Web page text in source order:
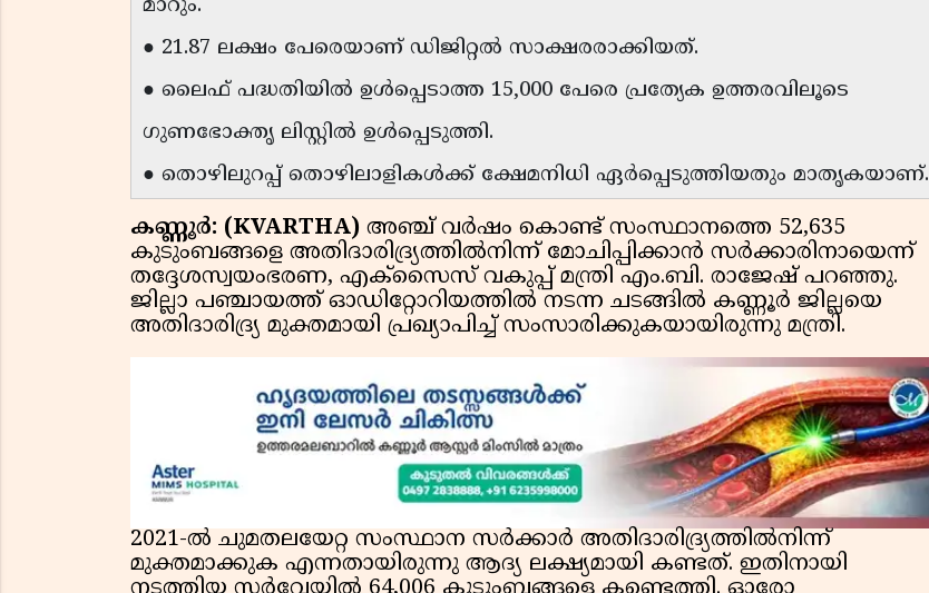
മാറും.
● 21.87 ലക്ഷം പേരെയാണ് ഡിജിറ്റൽ സാക്ഷരരാക്കിയത്.
● ലൈഫ് പദ്ധതിയിൽ ഉൾപ്പെടാത്ത 15,000 പേരെ പ്രത്യേക ഉത്തരവിലൂടെ
ഗുണഭോക്തൃ ലിസ്റ്റിൽ ഉൾപ്പെടുത്തി.
● തൊഴിലുറപ്പ് തൊഴിലാളികൾക്ക് ക്ഷേമനിധി ഏർപ്പെടുത്തിയതും മാതൃകയാണ്.
കണ്ണൂർ: (KVARTHA) അഞ്ച് വർഷം കൊണ്ട് സംസ്ഥാനത്തെ 52,635
കുടുംബങ്ങളെ അതിദാരിദ്ര്യത്തിൽനിന്ന് മോചിപ്പിക്കാൻ സർക്കാരിനായെന്ന്
തദ്ദേശസ്വയംഭരണ, എക്‌സൈസ് വകുപ്പ് മന്ത്രി എം.ബി. രാജേഷ് പറഞ്ഞു.
ജില്ലാ പഞ്ചായത്ത് ഓഡിറ്റോറിയത്തിൽ നടന്ന ചടങ്ങിൽ കണ്ണൂർ ജില്ലയെ
അതിദാരിദ്ര്യ മുക്തമായി പ്രഖ്യാപിച്ച് സംസാരിക്കുകയായിരുന്നു മന്ത്രി.
2021-ൽ ചുമതലയേറ്റ സംസ്ഥാന സർക്കാർ അതിദാരിദ്ര്യത്തിൽനിന്ന്
മുക്തമാക്കുക എന്നതായിരുന്നു ആദ്യ ലക്ഷ്യമായി കണ്ടത്. ഇതിനായി